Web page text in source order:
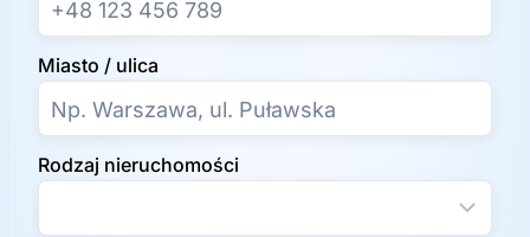
Miasto / ulica
Rodzaj nieruchomości